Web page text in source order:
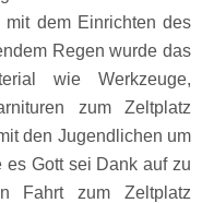
mit dem Einrichten des
Regen wurde das
wie Werkzeuge,
zum Zeltplatz
den Jugendlichen um
es Gott sei Dank auf zu
Fahrt zum Zeltplatz